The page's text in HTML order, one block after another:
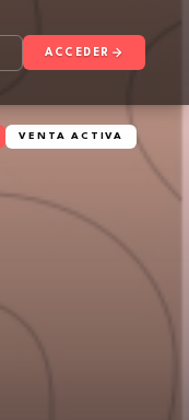
ACCEDER
VENTA ACTIVA